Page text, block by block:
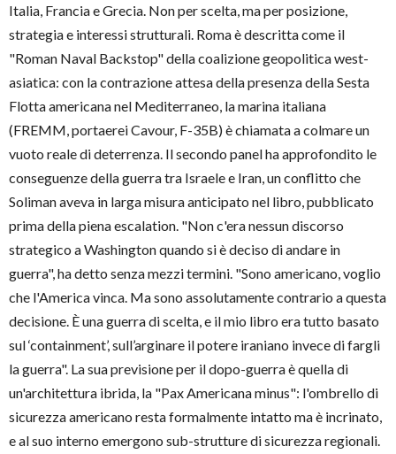
Italia, Francia e Grecia. Non per scelta, ma per posizione,
strategia e interessi strutturali. Roma è descritta come il
"Roman Naval Backstop" della coalizione geopolitica west-
asiatica: con la contrazione attesa della presenza della Sesta
Flotta americana nel Mediterraneo, la marina italiana
(FREMM, portaerei Cavour, F-35B) è chiamata a colmare un
vuoto reale di deterrenza. Il secondo panel ha approfondito le
conseguenze della guerra tra Israele e Iran, un conflitto che
Soliman aveva in larga misura anticipato nel libro, pubblicato
prima della piena escalation. "Non c'era nessun discorso
strategico a Washington quando si è deciso di andare in
guerra", ha detto senza mezzi termini. "Sono americano, voglio
che l'America vinca. Ma sono assolutamente contrario a questa
decisione. È una guerra di scelta, e il mio libro era tutto basato
sul ‘containment’, sull’arginare il potere iraniano invece di fargli
la guerra". La sua previsione per il dopo-guerra è quella di
un'architettura ibrida, la "Pax Americana minus": l'ombrello di
sicurezza americano resta formalmente intatto ma è incrinato,
e al suo interno emergono sub-strutture di sicurezza regionali.